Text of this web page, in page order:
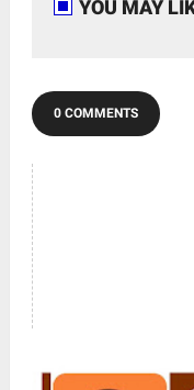
YOU MAY
0 COMMENTS